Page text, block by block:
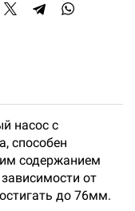
насос с
способен
содержанием
от
до 76мм.